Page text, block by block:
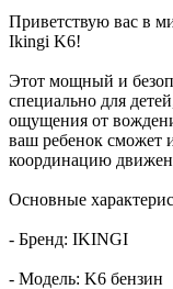
Приветствую вас в
Ikingi K6!
Этот мощный и
специально для
ощущения от
ваш ребенок сможет
координацию
Основные
- Бренд: IKINGI
- Модель: K6 бензин